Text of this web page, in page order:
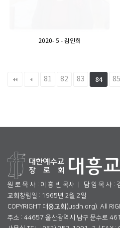
2020- 5 - 김인희
81 82 83 84 85
원 로 목 사 : 이 흥 빈 목사 ㅣ 담 임 목 사 :
교회창립일 : 1965년 2월 2일
COPYRIGHT 대흥교회(usdh.org). All
주소 : 44657 울산광역시 남구 문수로